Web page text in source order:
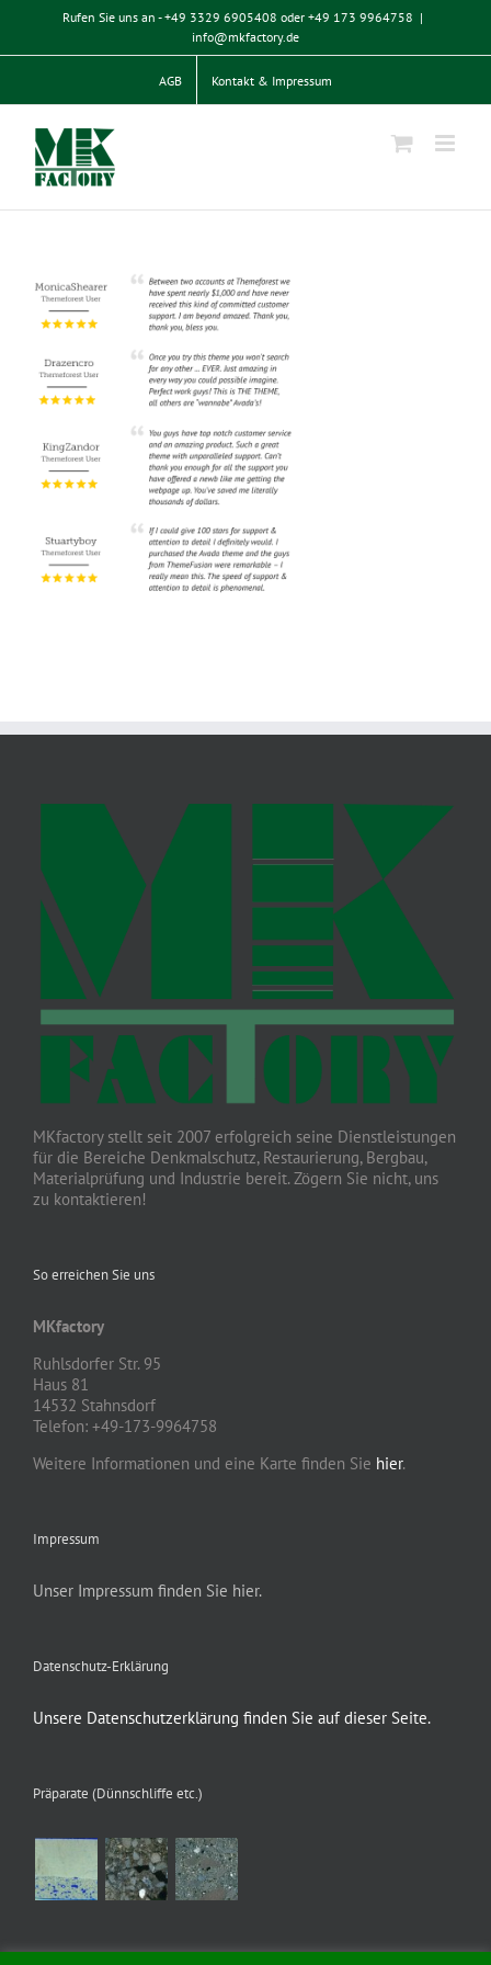
springen
Rufen Sie uns an - +49 3329 6905408 oder +49 173 9964758 |
info@mkfactory.de
AGB Kontakt & Impressum
MKfactory stellt seit 2007 erfolgreich seine Dienstleistungen
für die Bereiche Denkmalschutz, Restaurierung, Bergbau,
Materialprüfung und Industrie bereit. Zögern Sie nicht, uns
zu kontaktieren!
So erreichen Sie uns
MKfactory
Ruhlsdorfer Str. 95
Haus 81
14532 Stahnsdorf
Telefon: +49-173-9964758
Weitere Informationen und eine Karte finden Sie hier.
Impressum
Unser Impressum finden Sie hier.
Datenschutz-Erklärung
Unsere Datenschutzerklärung finden Sie auf dieser Seite.
Präparate (Dünnschliffe etc.)